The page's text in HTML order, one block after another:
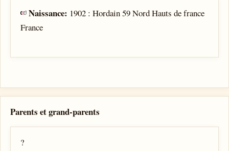
Naissance: 1902 : Hordain 59 Nord Hauts de france
France
Parents et grand-parents
?